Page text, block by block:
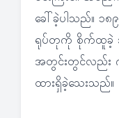
ခေါ်ခဲ့ပါသည်။ ၁
ရုပ်တုကို စိုက်ထူခဲ့
အတွင်းတွင်လည်း
ထားရှိခဲ့သေးသည်။